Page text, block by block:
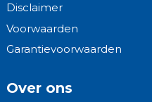
Disclaimer
Voorwaarden
Garantievoorwaarden
Over ons